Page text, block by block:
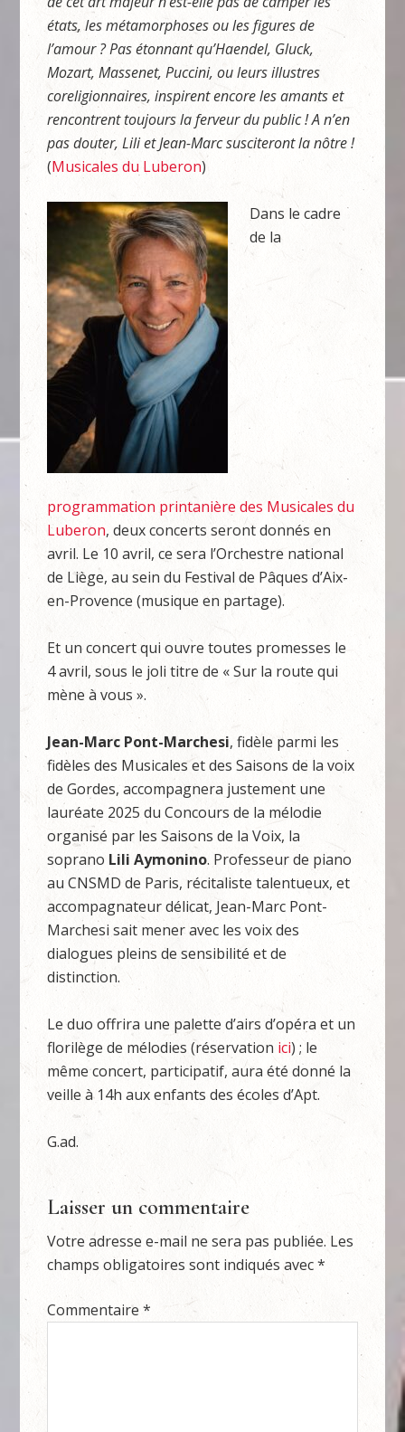
états, les métamorphoses ou les figures de
l’amour ? Pas étonnant qu’Haendel, Gluck,
Mozart, Massenet, Puccini, ou leurs illustres
coreligionnaires, inspirent encore les amants et
rencontrent toujours la ferveur du public ! A n’en
pas douter, Lili et Jean-Marc susciteront la nôtre !
(Musicales du Luberon)
Dans le cadre
de la
programmation printanière des Musicales du
Luberon, deux concerts seront donnés en
avril. Le 10 avril, ce sera l’Orchestre national
de Liège, au sein du Festival de Pâques d’Aix-
en-Provence (musique en partage).
Et un concert qui ouvre toutes promesses le
4 avril, sous le joli titre de « Sur la route qui
mène à vous ».
Jean-Marc Pont-Marchesi, fidèle parmi les
fidèles des Musicales et des Saisons de la voix
de Gordes, accompagnera justement une
lauréate 2025 du Concours de la mélodie
organisé par les Saisons de la Voix, la
soprano Lili Aymonino. Professeur de piano
au CNSMD de Paris, récitaliste talentueux, et
accompagnateur délicat, Jean-Marc Pont-
Marchesi sait mener avec les voix des
dialogues pleins de sensibilité et de
distinction.
Le duo offrira une palette d’airs d’opéra et un
florilège de mélodies (réservation ici) ; le
même concert, participatif, aura été donné la
veille à 14h aux enfants des écoles d’Apt.
G.ad.
Laisser un commentaire
Votre adresse e-mail ne sera pas publiée. Les
champs obligatoires sont indiqués avec*
Commentaire*